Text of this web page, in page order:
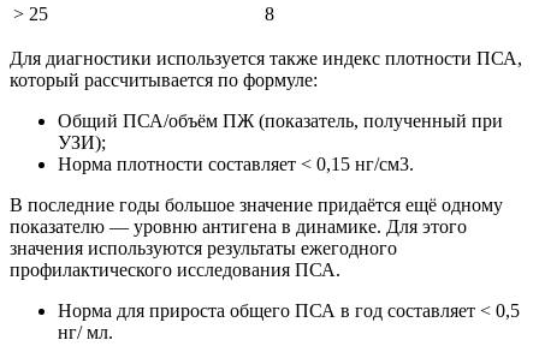
> 25
8
Для диагностики используется также индекс плотности ПСА,
который рассчитывается по формуле:
Общий ПСА/объём ПЖ (показатель, полученный при
УЗИ);
Норма плотности составляет < 0,15 нг/см3.
В последние годы большое значение придаётся ещё одному
показателю — уровню антигена в динамике. Для этого
значения используются результаты ежегодного
профилактического исследования ПСА.
Норма для прироста общего ПСА в год составляет < 0,5
нг/ мл.